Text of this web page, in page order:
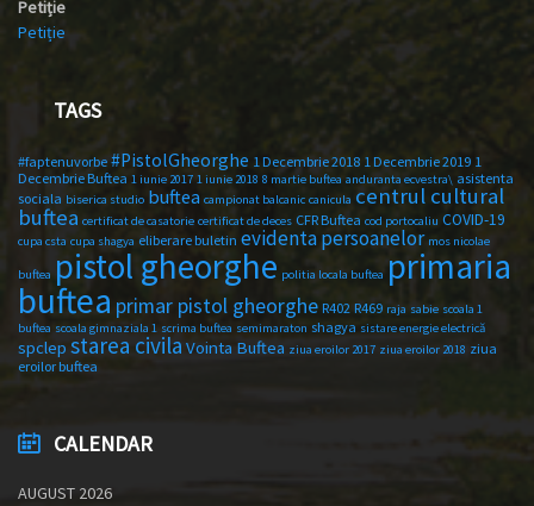
Petiție
Petiție
TAGS
#faptenuvorbe #PistolGheorghe 1 Decembrie 2018 1 Decembrie 2019 1
Decembrie Buftea 1 iunie 2017 1 iunie 2018 8 martie buftea anduranta ecvestra\ asistenta
sociala biserica studio buftea campionat balcanic canicula centrul cultural
buftea certificat de casatorie certificat de deces CFR Buftea cod portocaliu COVID-19
cupa csta cupa shagya eliberare buletin evidenta persoanelor mos nicolae
buftea pistol gheorghe politia locala buftea primaria
buftea primar pistol gheorghe R402 R469 raja sabie scoala 1
buftea scoala gimnaziala 1 scrima buftea semimaraton shagya sistare energie electrică
spclep starea civila Vointa Buftea ziua eroilor 2017 ziua eroilor 2018 ziua
eroilor buftea
CALENDAR
AUGUST 2026